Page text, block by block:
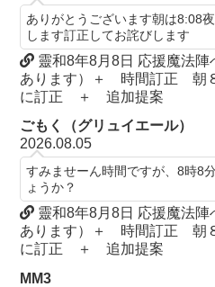
ありがとうございます朝は8:08
します訂正してお詫びします
靈和8年8月8日 応援魔法
あります）＋ 時間訂正 朝
に訂正 ＋ 追加提案
ごもく（グリュイエール）
2026.08.05
すみませーん時間ですが、8時8
ょうか？
靈和8年8月8日 応援魔法
あります）＋ 時間訂正 朝
に訂正 ＋ 追加提案
MM3